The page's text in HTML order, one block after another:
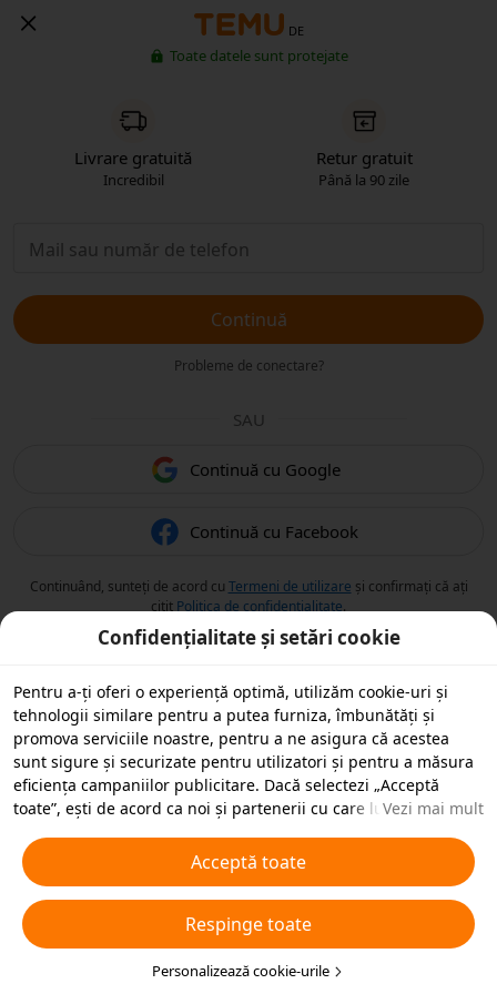
DE
Toate datele sunt protejate
Livrare gratuită
Incredibil
Retur gratuit
Până la 90 zile
Continuă
Probleme de conectare?
SAU
Continuă cu Google
Continuă cu Facebook
Continuând, sunteți de acord cu Termeni de utilizare și confirmați că ați
citit Politica de confidențialitate.
Confidențialitate și setări cookie
Pentru a-ți oferi o experiență optimă, utilizăm cookie-uri și
tehnologii similare pentru a putea furniza, îmbunătăți și
promova serviciile noastre, pentru a ne asigura că acestea
sunt sigure și securizate pentru utilizatori și pentru a măsura
eficiența campaniilor publicitare. Dacă selectezi „Acceptă
toate”, ești de acord ca noi și partenerii cu care lucrăm să
scopuri publicitare. De asemenea, poți „Respinge toate”
cookie-urile neesențiale sau poți alege ce tipuri de cookie-uri
dorești să accepți sau să dezactivezi, printr-un clic mai jos pe
„Personalizare cookie-uri” sau în orice moment în setările de
confidențialitate. Pentru mai multe detalii, veziPolitica noastră
privind cookie-urile și tehnologiile similare .
Vezi mai mult
Acceptă toate
Respinge toate
Personalizează cookie-urile